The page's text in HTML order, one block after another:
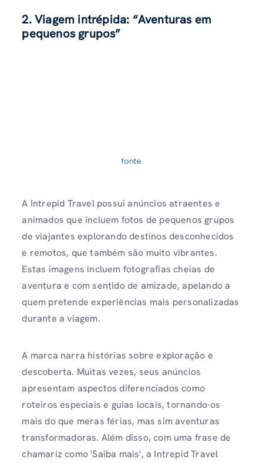
2. Viagem intrépida: “Aventuras em
pequenos grupos”
fonte
A Intrepid Travel possui anúncios atraentes e
animados que incluem fotos de pequenos grupos
de viajantes explorando destinos desconhecidos
e remotos, que também são muito vibrantes.
Estas imagens incluem fotografias cheias de
aventura e com sentido de amizade, apelando a
quem pretende experiências mais personalizadas
durante a viagem.
A marca narra histórias sobre exploração e
descoberta. Muitas vezes, seus anúncios
apresentam aspectos diferenciados como
roteiros especiais e guias locais, tornando-os
mais do que meras férias, mas sim aventuras
transformadoras. Além disso, com uma frase de
chamariz como 'Saiba mais', a Intrepid Travel